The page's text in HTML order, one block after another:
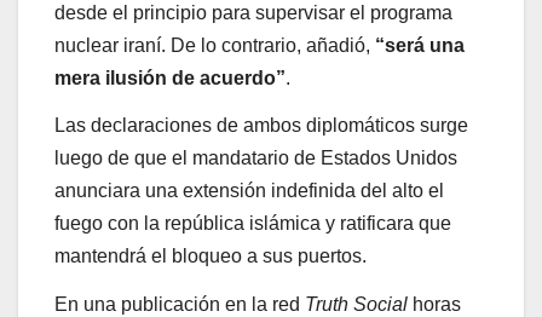
desde el principio para supervisar el programa
nuclear iraní. De lo contrario, añadió, “será una
mera ilusión de acuerdo”.
Las declaraciones de ambos diplomáticos surge
luego de que el mandatario de Estados Unidos
anunciara una extensión indefinida del alto el
fuego con la república islámica y ratificara que
mantendrá el bloqueo a sus puertos.
En una publicación en la red Truth Social horas